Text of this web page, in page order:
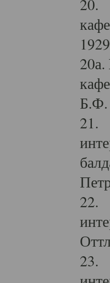
20.
Б.Ф.
21.
22.
23.